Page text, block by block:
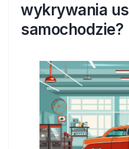
wykrywania
samochodzie?